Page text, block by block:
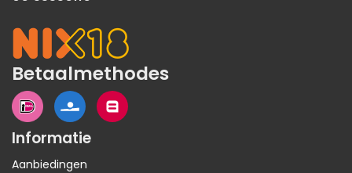
Betaalmethodes
Informatie
Aanbiedingen